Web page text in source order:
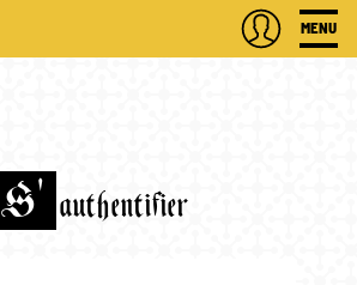
MENU
S' authentifier